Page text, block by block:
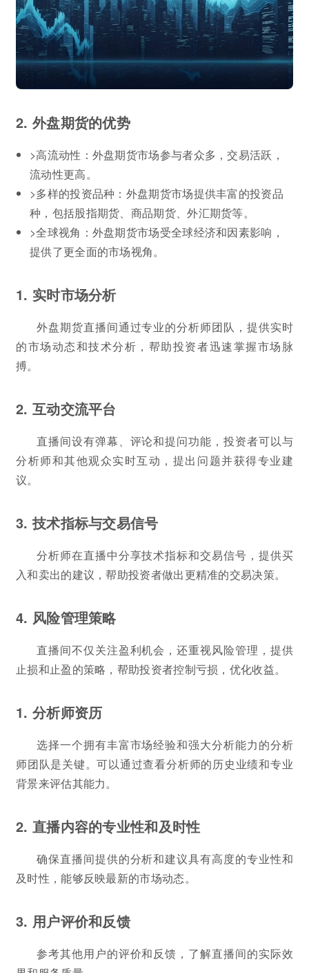
2. 外盘期货的优势
>高流动性：外盘期货市场参与者众多，交易活跃，
流动性更高。
>多样的投资品种：外盘期货市场提供丰富的投资品
种，包括股指期货、商品期货、外汇期货等。
>全球视角：外盘期货市场受全球经济和因素影响，
提供了更全面的市场视角。
1. 实时市场分析
外盘期货直播间通过专业的分析师团队，提供实时
的市场动态和技术分析，帮助投资者迅速掌握市场脉
搏。
2. 互动交流平台
直播间设有弹幕、评论和提问功能，投资者可以与
分析师和其他观众实时互动，提出问题并获得专业建
议。
3. 技术指标与交易信号
分析师在直播中分享技术指标和交易信号，提供买
入和卖出的建议，帮助投资者做出更精准的交易决策。
4. 风险管理策略
直播间不仅关注盈利机会，还重视风险管理，提供
止损和止盈的策略，帮助投资者控制亏损，优化收益。
1. 分析师资历
选择一个拥有丰富市场经验和强大分析能力的分析
师团队是关键。可以通过查看分析师的历史业绩和专业
背景来评估其能力。
2. 直播内容的专业性和及时性
确保直播间提供的分析和建议具有高度的专业性和
及时性，能够反映最新的市场动态。
3. 用户评价和反馈
参考其他用户的评价和反馈，了解直播间的实际效